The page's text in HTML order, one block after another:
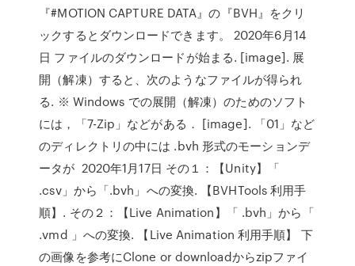
『#MOTION CAPTURE DATA』の『BVH』をクリ
ックするとダウンロードできます。 2020年6月14
日 ファイルのダウンロードが始まる. [image]. 展
開（解凍）すると、次のようなファイルが得られ
る. ※ Windows での展開（解凍）のためのソフト
には，「7-Zip」などがある． [image]. 「01」など
のディレクトリの中には .bvh 形式のモーションデ
ータが 2020年1月17日 その１：【Unity】「
.csv」から「.bvh」への変換. 【BVHTools 利用手
順】. その２：【Live Animation】「 .bvh」から「
.vmd 」への変換. 【Live Animation 利用手順】 下
の画像を参考にClone or downloadからzipファイ